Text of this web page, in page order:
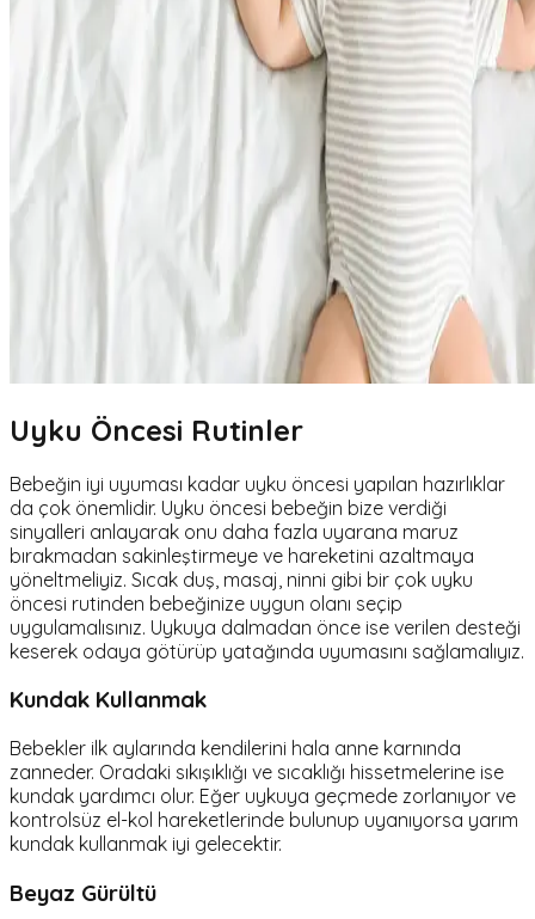
Uyku Öncesi Rutinler
Bebeğin iyi uyuması kadar uyku öncesi yapılan hazırlıklar
da çok önemlidir. Uyku öncesi bebeğin bize verdiği
sinyalleri anlayarak onu daha fazla uyarana maruz
bırakmadan sakinleştirmeye ve hareketini azaltmaya
yöneltmeliyiz. Sıcak duş, masaj, ninni gibi bir çok uyku
öncesi rutinden bebeğinize uygun olanı seçip
uygulamalısınız. Uykuya dalmadan önce ise verilen desteği
keserek odaya götürüp yatağında uyumasını sağlamalıyız.
Kundak Kullanmak
Bebekler ilk aylarında kendilerini hala anne karnında
zanneder. Oradaki sıkışıklığı ve sıcaklığı hissetmelerine ise
kundak yardımcı olur. Eğer uykuya geçmede zorlanıyor ve
kontrolsüz el-kol hareketlerinde bulunup uyanıyorsa yarım
kundak kullanmak iyi gelecektir.
Beyaz Gürültü